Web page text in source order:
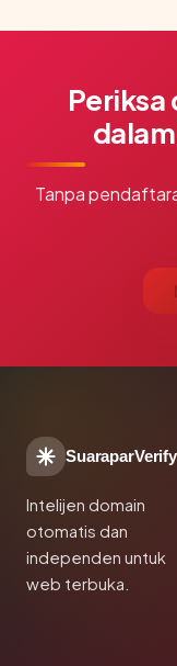
Tanpa
SuaraparVerify
Intelijen domain
otomatis dan
independen untuk
web terbuka.